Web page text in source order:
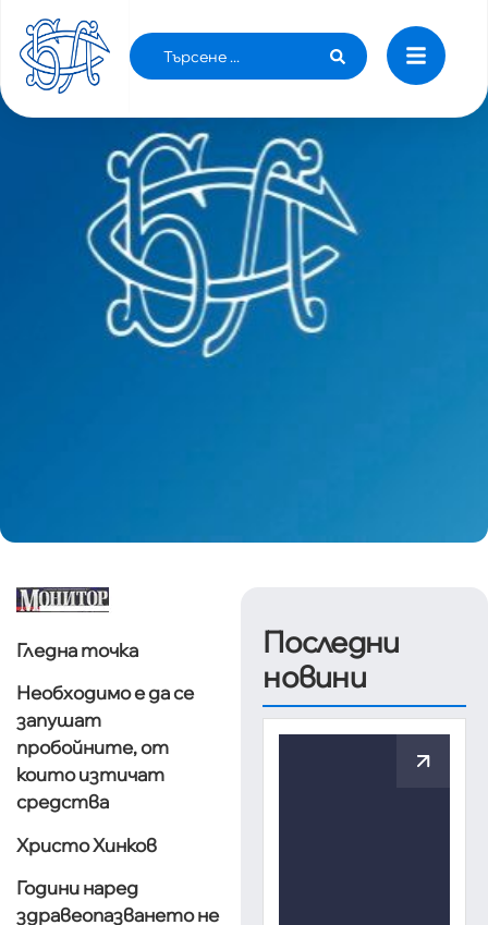
РЕФОРМА ПО ВРЕМЕ НА КРИЗА - ЛЕК ЗА
ЗДРАВЕОПАЗВАНЕТО
Гледна точка
Необходимо е да се
запушат
пробойните, от
които изтичат
средства
Христо Хинков
Години наред
здравеопазването не
Последни
новини